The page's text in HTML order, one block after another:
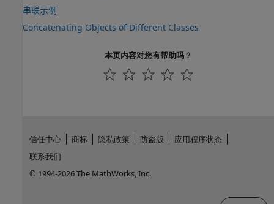
串联示例
Concatenating Objects of Different Classes
本页内容对您有帮助吗？
信任中心 商标 隐私政策 防盗版
应用程序状态
联系我们
© 1994-2026 The MathWorks, Inc.